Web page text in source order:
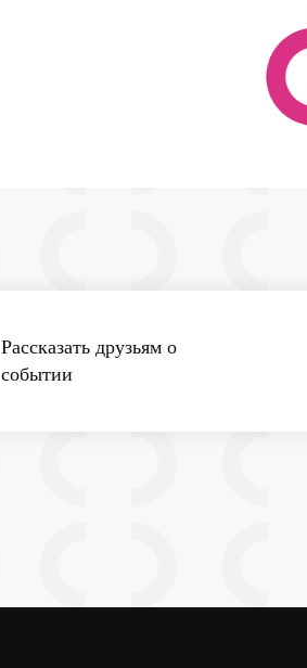
Рассказать друзьям о
событии